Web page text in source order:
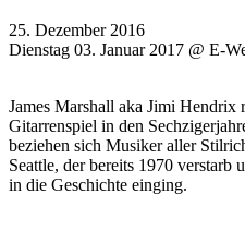
25. Dezember 2016
Dienstag 03. Januar 2017 @ E-
James Marshall aka Jimi Hendrix
Gitarrenspiel in den
beziehen sich Musiker aller
Seattle, der bereits 1970
in die Geschichte einging.